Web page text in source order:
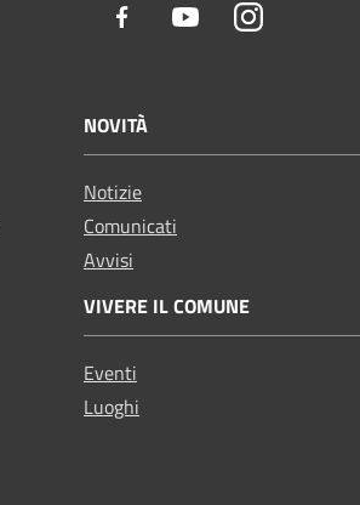
Facebook YoutubeInstagram
NOVITÀ
Notizie
Comunicati
Avvisi
VIVERE IL COMUNE
Eventi
Luoghi